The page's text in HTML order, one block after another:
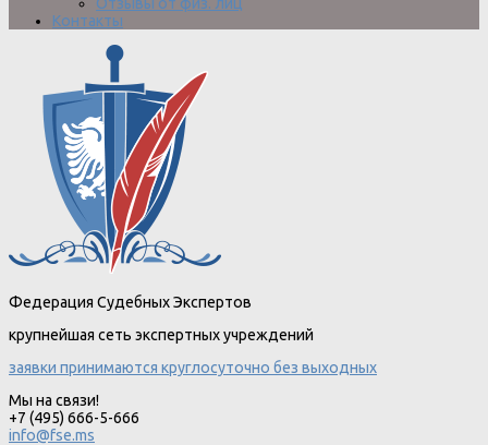
Отзывы от физ. лиц
Контакты
Федерация Судебных Экспертов
крупнейшая сеть экспертных учреждений
заявки принимаются круглосуточно без выходных
Мы на связи!
+7 (495) 666-5-666
info@fse.ms